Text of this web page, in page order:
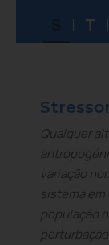
T
Qualquer
variação
sistema em
população